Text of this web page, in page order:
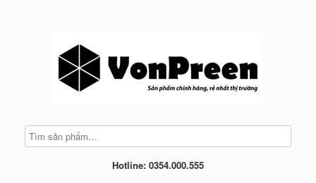
Hotline: 0354.000.555